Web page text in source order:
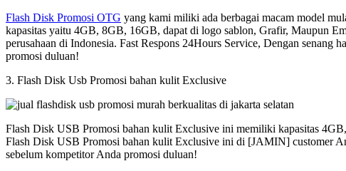
Flash Disk Promosi OTG yang kami miliki ada berbagai macam model
kapasitas yaitu 4GB, 8GB, 16GB, dapat di logo sablon, Grafir, Maupun
perusahaan di Indonesia. Fast Respons 24Hours Service, Dengan
promosi duluan!
3. Flash Disk Usb Promosi bahan kulit Exclusive
Flash Disk USB Promosi bahan kulit Exclusive ini memiliki kapasitas
Flash Disk USB Promosi bahan kulit Exclusive ini di [JAMIN] customer
sebelum kompetitor Anda promosi duluan!